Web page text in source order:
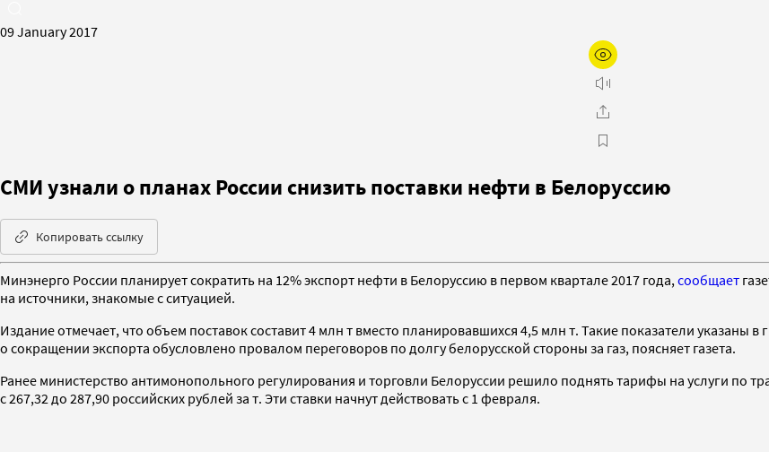
09 January 2017
СМИ узнали о планах России снизить поставки нефти в Белоруссию
Копировать ссылку
Минэнерго России планирует сократить на 12% экспорт нефти в Белоруссию в первом квартале 2017 года, сообщает
на источники, знакомые с ситуацией.
Издание отмечает, что объем поставок составит 4 млн т вместо планировавшихся 4,5 млн т. Такие показатели
о сокращении экспорта обусловлено провалом переговоров по долгу белорусской стороны за газ, поясняет газета.
Ранее министерство антимонопольного регулирования и торговли Белоруссии решило поднять тарифы на услуги по
с 267,32 до 287,90 российских рублей за т. Эти ставки начнут действовать с 1 февраля.